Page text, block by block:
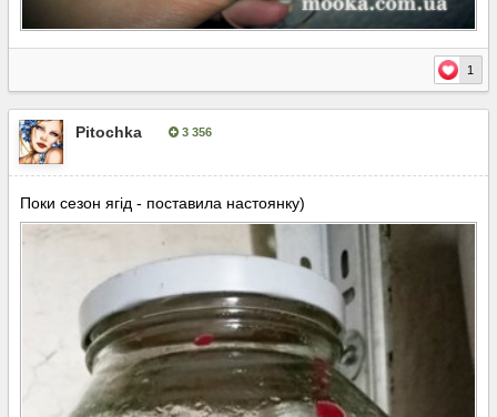
1
Pitochka 3 356
Поки сезон ягід - поставила настоянку)